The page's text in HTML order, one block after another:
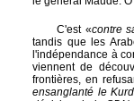
C'est «contre
tandis que les
l'indépendance à
viennent de
frontières, en
ensanglanté le